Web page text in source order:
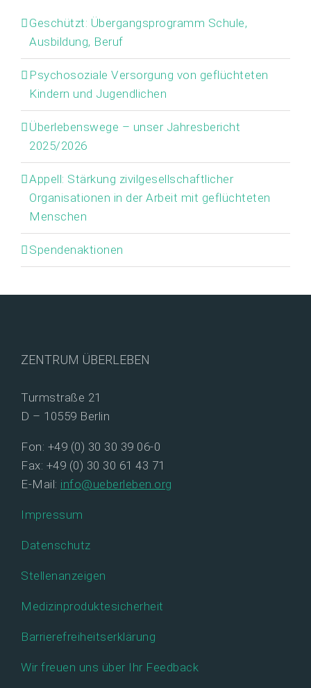
Geschützt: Übergangsprogramm Schule,
Ausbildung, Beruf
Psychosoziale Versorgung von geflüchteten
Kindern und Jugendlichen
Überlebenswege – unser Jahresbericht
2025/2026
Appell: Stärkung zivilgesellschaftlicher
Organisationen in der Arbeit mit geflüchteten
Menschen
Spendenaktionen
ZENTRUM ÜBERLEBEN
Turmstraße 21
D – 10559 Berlin
Fon: +49 (0) 30 30 39 06-0
Fax: +49 (0) 30 30 61 43 71
E-Mail: info@ueberleben.org
Impressum
Datenschutz
Stellenanzeigen
Medizinproduktesicherheit
Barrierefreiheitserklärung
Wir freuen uns über Ihr Feedback